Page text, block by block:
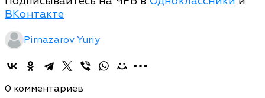
ВКонтакте
Pirnazarov Yuriy
0 комментариев